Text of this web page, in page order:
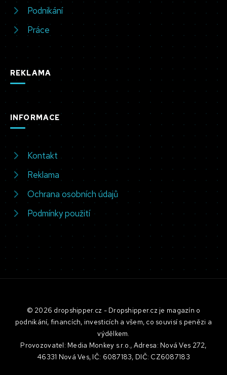
Podnikání
Práce
REKLAMA
INFORMACE
Kontakt
Reklama
Ochrana osobních údajů
Podmínky použití
© 2026 dropshipper.cz - Dropshipper.cz je magazín o
podnikání, financích, investicích a všem, co souvisí s penězi a
výdělkem.
Provozovatel: Media Monkey s.r.o., Adresa: Nová Ves 272,
46331 Nová Ves, IČ: 6087183, DIČ: CZ6087183